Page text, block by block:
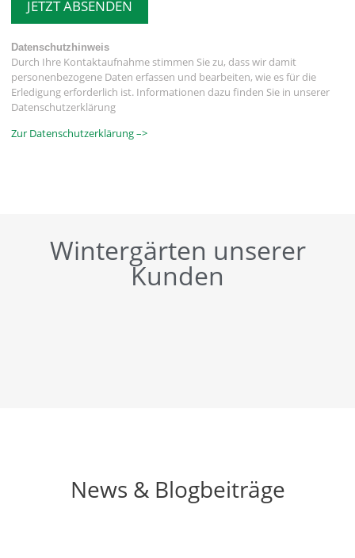
JETZT ABSENDEN
Datenschutzhinweis
Durch Ihre Kontaktaufnahme stimmen Sie zu, dass wir damit
personenbezogene Daten erfassen und bearbeiten, wie es für die
Erledigung erforderlich ist. Informationen dazu finden Sie in unserer
Datenschutzerklärung
Zur Datenschutzerklärung –>
Wintergärten unserer
Kunden
News & Blogbeiträge